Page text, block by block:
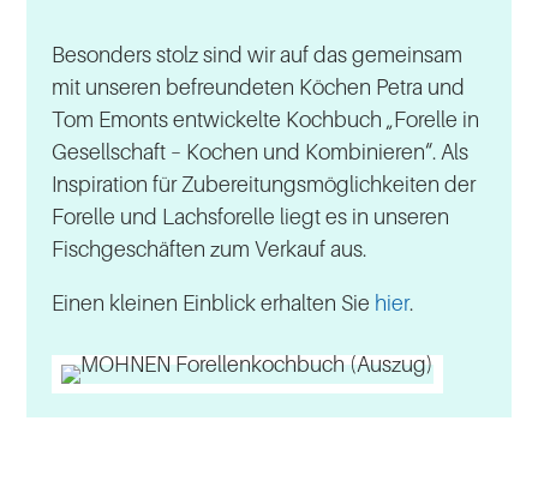
Besonders stolz sind wir auf das gemeinsam
mit unseren befreundeten Köchen Petra und
Tom Emonts entwickelte Kochbuch „Forelle in
Gesellschaft – Kochen und Kombinieren“. Als
Inspiration für Zubereitungsmöglichkeiten der
Forelle und Lachsforelle liegt es in unseren
Fischgeschäften zum Verkauf aus.
Einen kleinen Einblick erhalten Sie hier.